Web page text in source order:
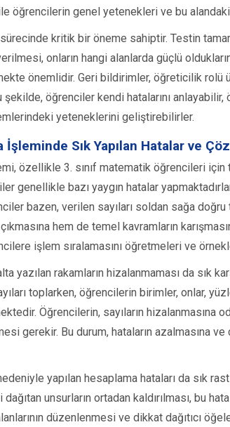
öğrencilerin genel yetenekleri ve bu
kritik bir öneme sahiptir. Testin
onların hangi alanlarda güçlü
önemlidir. Geri bildirimler, öğreticilik rolü
şekilde, öğrenciler kendi hatalarını
yeteneklerini geliştirebilirler.
Sık Yapılan Hatalar ve
özellikle 3. sınıf matematik öğrencileri
genellikle bazı yaygın hatalar
bazen, verilen sayıları soldan sağa
hem de temel kavramların
işlem sıralamasını öğretmeleri ve
yazılan rakamların hizalanmaması da sık
toplarken, öğrencilerin birimler, onlar,
Öğrencilerin, sayıların hizalanmasına
gerekir. Bu durum, hataların azalmasına
yapılan hesaplama hataları da sık
unsurların ortadan kaldırılması, bu
düzenlenmesi ve dikkat dağıtıcı